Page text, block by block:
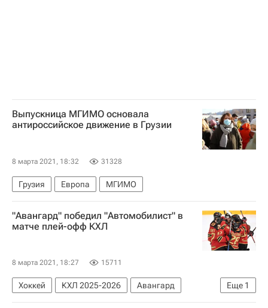
Выпускница МГИМО основала
антироссийское движение в Грузии
8 марта 2021, 18:32 31328
Грузия Европа МГИМО
"Авангард" победил "Автомобилист" в
матче плей-офф КХЛ
8 марта 2021, 18:27 15711
Еще 1
Хоккей КХЛ 2025-2026
Авангард
Автомобилист